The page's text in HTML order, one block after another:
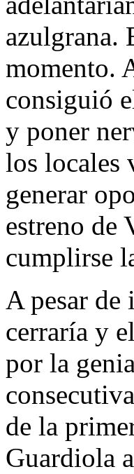
azulgrana.
momento.
consiguió
y poner
los locales
generar
estreno de
cumplirse
A pesar de
cerraría y
por la
de la
Guardiola